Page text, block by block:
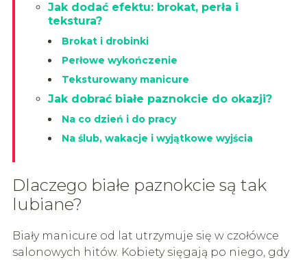
Jak dodać efektu: brokat, perła i
tekstura?
Brokat i drobinki
Perłowe wykończenie
Teksturowany manicure
Jak dobrać białe paznokcie do okazji?
Na co dzień i do pracy
Na ślub, wakacje i wyjątkowe wyjścia
Dlaczego białe paznokcie są tak
lubiane?
Biały manicure od lat utrzymuje się w czołówce
salonowych hitów. Kobiety sięgają po niego, gdy